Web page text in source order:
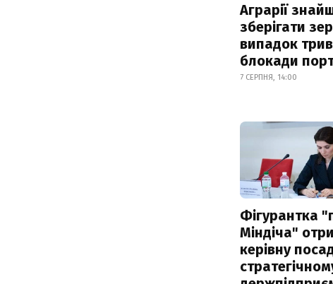
Аграрії
зберігати
випадок
блокади
7 СЕРПНЯ, 14:00
Фігурантка
Міндіча"
керівну